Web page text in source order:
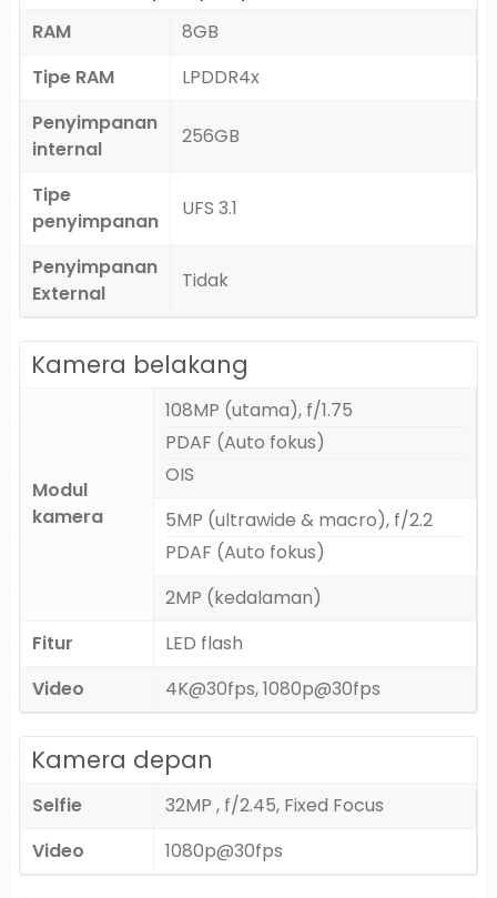
RAM
8GB
Tipe RAM
LPDDR4x
Penyimpanan
internal
256GB
Tipe
penyimpanan
UFS 3.1
Penyimpanan
External
Tidak
Kamera belakang
Modul
kamera
108MP (utama), f/1.75
PDAF (Auto fokus)
OIS
5MP (ultrawide & macro), f/2.2
PDAF (Auto fokus)
2MP (kedalaman)
Fitur
LED flash
Video
4K@30fps, 1080p@30fps
Kamera depan
Selfie
32MP , f/2.45, Fixed Focus
Video
1080p@30fps